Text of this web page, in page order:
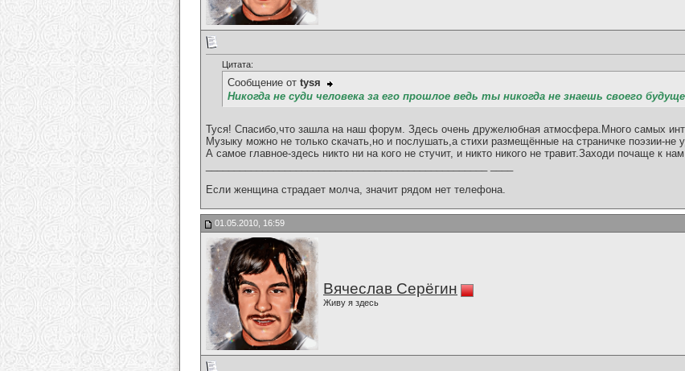
Цитата:
Сообщение от tysя
Никогда не суди человека за его прошлое ведь ты никогда не знаешь своего
Туся! Спасибо,что зашла на наш форум. Здесь очень дружелюбная атмосфера.Много самых
Музыку можно не только скачать,но и послушать,а стихи размещённые на страничке поэзии-не
А самое главное-здесь никто ни на кого не стучит, и никто никого не травит.Заходи почаще к
Если женщина страдает молча, значит рядом нет телефона.
01.05.2010, 16:59
Вячеслав Серёгин
Живу я здесь